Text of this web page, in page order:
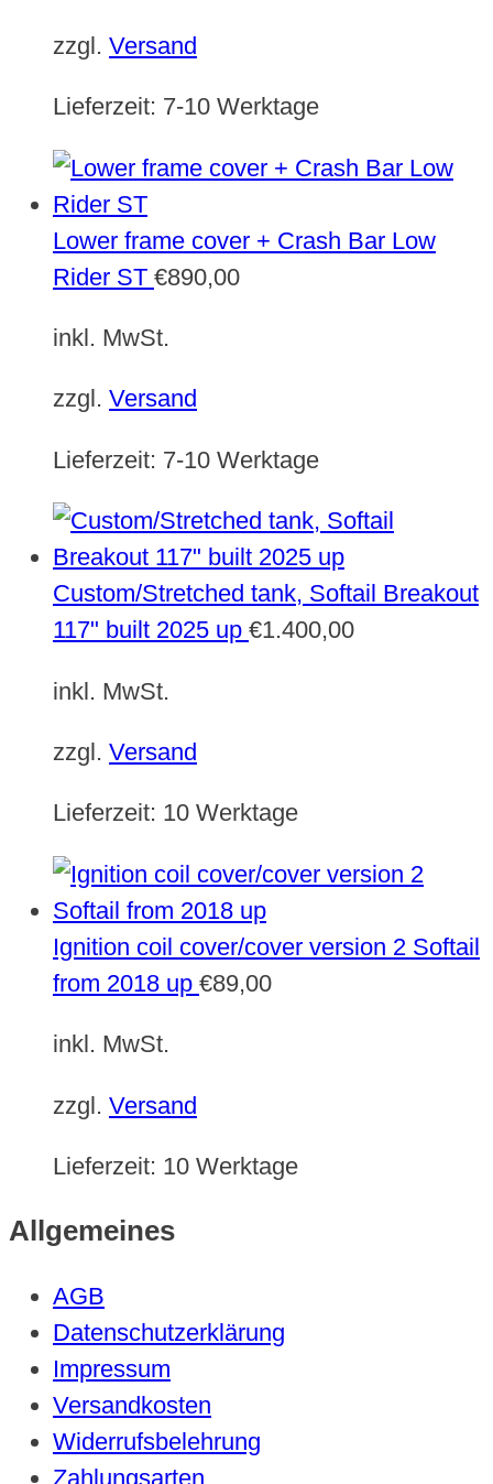
zzgl. Versand
Lieferzeit: 7-10 Werktage
Lower frame cover + Crash Bar Low
Rider ST €890,00
inkl. MwSt.
zzgl. Versand
Lieferzeit: 7-10 Werktage
Custom/Stretched tank, Softail Breakout
117" built 2025 up €1.400,00
inkl. MwSt.
zzgl. Versand
Lieferzeit: 10 Werktage
Ignition coil cover/cover version 2 Softail
from 2018 up €89,00
inkl. MwSt.
zzgl. Versand
Lieferzeit: 10 Werktage
Allgemeines
AGB
Datenschutzerklärung
Impressum
Versandkosten
Widerrufsbelehrung
Zahlungsarten